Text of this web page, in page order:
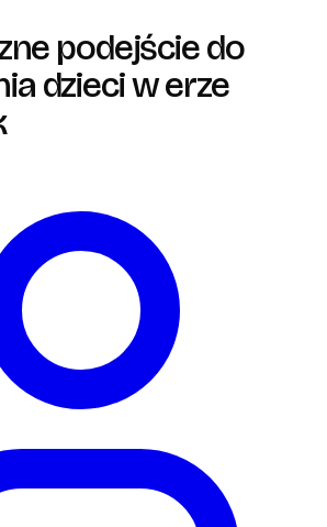
podejście do
dzieci w erze